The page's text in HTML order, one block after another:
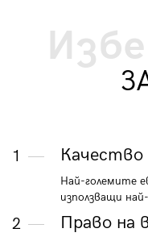
1 Качество
Най-големите
използващи
2 Право на